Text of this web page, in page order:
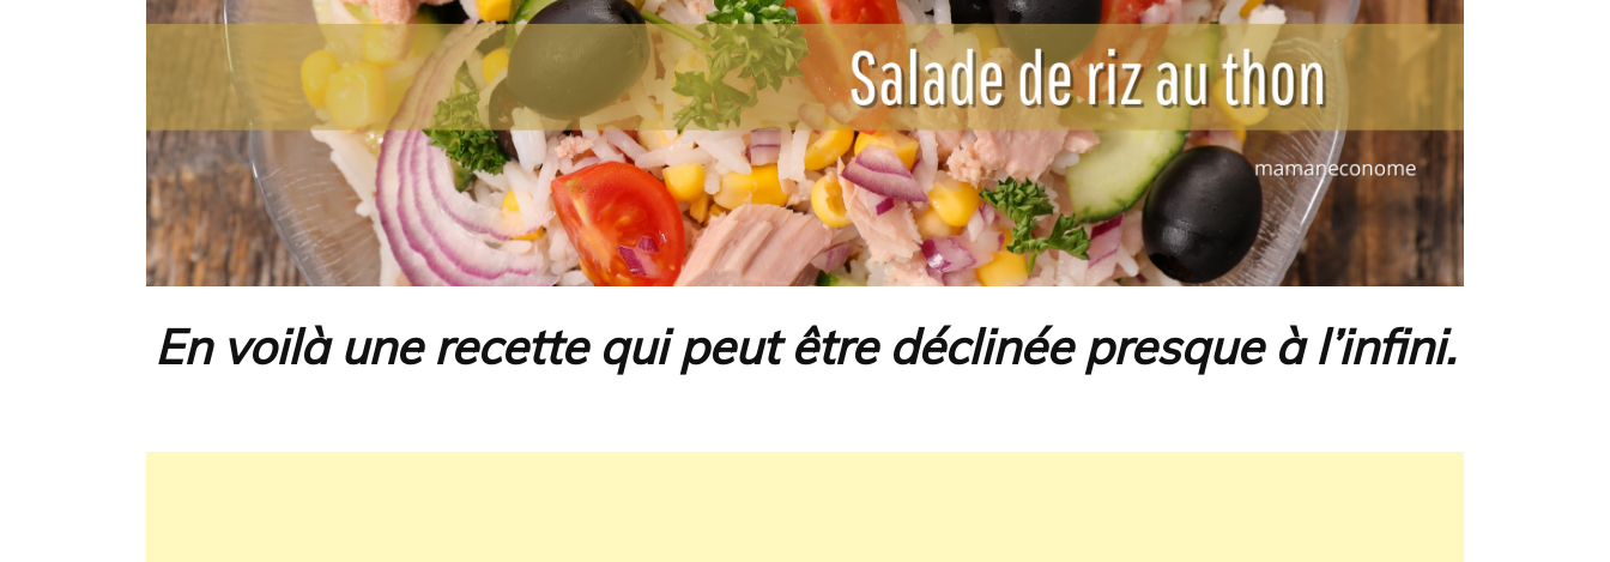
En voilà une recette qui peut être déclinée presque à l’infini.